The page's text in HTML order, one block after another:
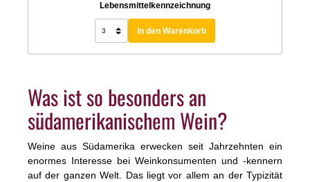
Kirschen und süße Himbeeren. Diese fruchtigen
Noten werden durch eine leicht würzige
Komponente ergänzt, die dem Wein zusätzliche
werden von sanften Tanninen begleitet, die dem
Wein Struktur verleihen. Der Abgang ist anhaltend
und geschmeidig, was diesen Malbec zu einem
Lebensmittelkennzeichnung
In den Warenkorb
Was ist so besonders an
südamerikanischem Wein?
Weine aus Südamerika erwecken seit Jahrzehnten ein
enormes Interesse bei Weinkonsumenten und -kennern
auf der ganzen Welt. Das liegt vor allem an der Typizität